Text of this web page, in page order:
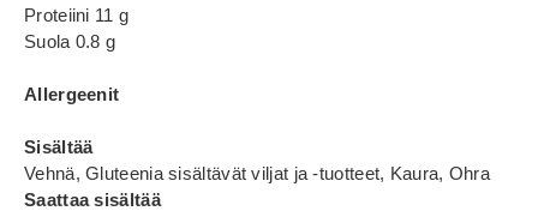
Proteiini 11 g
Suola 0.8 g
Allergeenit
Sisältää
Vehnä, Gluteenia sisältävät viljat ja -tuotteet, Kaura, Ohra
Saattaa sisältää